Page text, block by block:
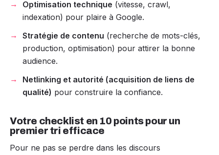
Optimisation technique (vitesse, crawl,
indexation) pour plaire à Google.
Stratégie de contenu (recherche de mots-clés,
production, optimisation) pour attirer la bonne
audience.
Netlinking et autorité (acquisition de liens de
qualité) pour construire la confiance.
Votre checklist en 10 points pour un
premier tri efficace
Pour ne pas se perdre dans les discours